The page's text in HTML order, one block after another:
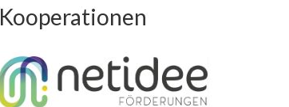
Kooperationen